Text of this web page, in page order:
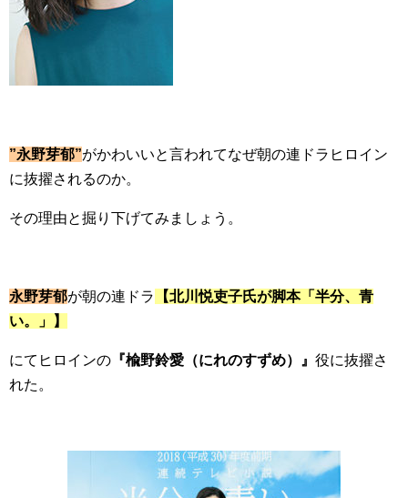
”永野芽郁”がかわいいと言われてなぜ朝の連ドラヒロイン
に抜擢されるのか。
その理由と掘り下げてみましょう。
永野芽郁が朝の連ドラ
【北川悦吏子氏が脚本「半分、青
い。」】
にてヒロインの 『楡野鈴愛（にれのすずめ）』 役に抜擢さ
れた。